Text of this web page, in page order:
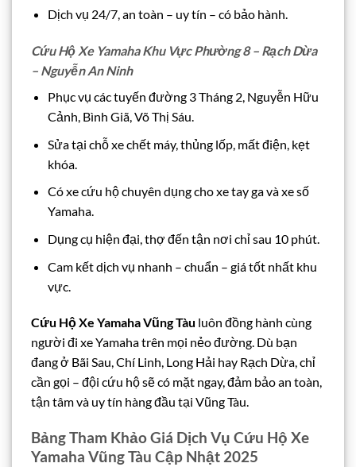
Dịch vụ 24/7, an toàn – uy tín – có bảo hành.
Cứu Hộ Xe Yamaha Khu Vực Phường 8 – Rạch Dừa
– Nguyễn An Ninh
Phục vụ các tuyến đường 3 Tháng 2, Nguyễn Hữu
Cảnh, Bình Giã, Võ Thị Sáu.
Sửa tại chỗ xe chết máy, thủng lốp, mất điện, kẹt
khóa.
Có xe cứu hộ chuyên dụng cho xe tay ga và xe số
Yamaha.
Dụng cụ hiện đại, thợ đến tận nơi chỉ sau 10 phút.
Cam kết dịch vụ nhanh – chuẩn – giá tốt nhất khu
vực.
Cứu Hộ Xe Yamaha Vũng Tàu luôn đồng hành cùng
người đi xe Yamaha trên mọi nẻo đường. Dù bạn
đang ở Bãi Sau, Chí Linh, Long Hải hay Rạch Dừa, chỉ
cần gọi – đội cứu hộ sẽ có mặt ngay, đảm bảo an toàn,
tận tâm và uy tín hàng đầu tại Vũng Tàu.
Bảng Tham Khảo Giá Dịch Vụ Cứu Hộ Xe
Yamaha Vũng Tàu Cập Nhật 2025